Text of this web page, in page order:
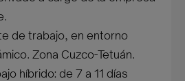
de trabajo, en entorno
Zona Cuzco-Tetuán.
híbrido: de 7 a 11 días